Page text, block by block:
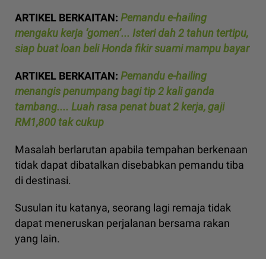
ARTIKEL BERKAITAN: Pemandu e-hailing
mengaku kerja ‘gomen’... Isteri dah 2 tahun tertipu,
siap buat loan beli Honda fikir suami mampu bayar
ARTIKEL BERKAITAN: Pemandu e-hailing
menangis penumpang bagi tip 2 kali ganda
tambang.... Luah rasa penat buat 2 kerja, gaji
RM1,800 tak cukup
Masalah berlarutan apabila tempahan berkenaan
tidak dapat dibatalkan disebabkan pemandu tiba
di destinasi.
Susulan itu katanya, seorang lagi remaja tidak
dapat meneruskan perjalanan bersama rakan
yang lain.